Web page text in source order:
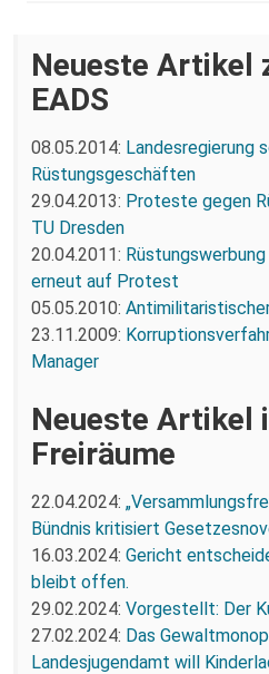
Neueste Artikel
EADS
08.05.2014: Landesregierung
Rüstungsgeschäften
29.04.2013: Proteste gegen
TU Dresden
20.04.2011:
erneut auf Protest
05.05.2010:
23.11.2009:
Manager
Neueste Artikel
Freiräume
22.04.2024:
Bündnis kritisiert
16.03.2024: Gericht
bleibt offen.
29.02.2024: Vorgestellt: Der
27.02.2024: Das
Landesjugendamt will